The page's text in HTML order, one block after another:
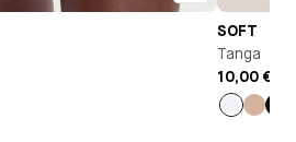
SOFT
Tanga
10,00 €
Blanc